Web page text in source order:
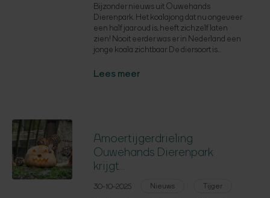
Bijzonder nieuws uit Ouwehands
Dierenpark. Het koalajong dat nu ongeveer
een half jaar oud is, heeft zichzelf laten
zien! Nooit eerder was er in Nederland een
jonge koala zichtbaar. De diersoort is...
Lees meer
Amoertijgerdrieling
Ouwehands Dierenpark
krijgt...
30-10-2025 Nieuws Tijger